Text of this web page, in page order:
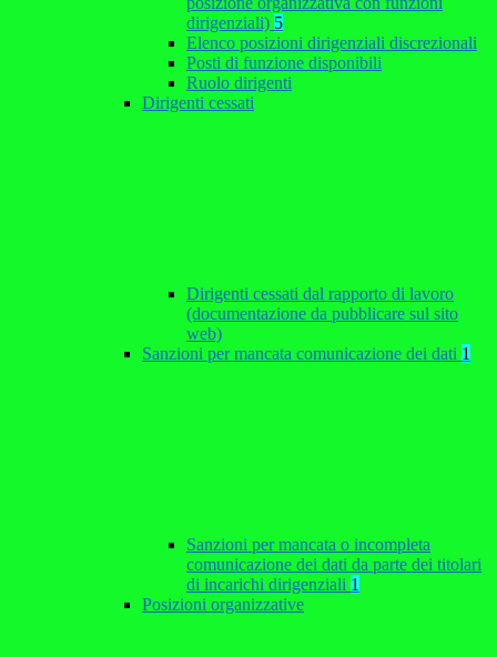
dirigenziali) 5
Elenco posizioni dirigenziali discrezionali
Posti di funzione disponibili
Ruolo dirigenti
Dirigenti cessati
Dirigenti cessati dal rapporto di lavoro
(documentazione da pubblicare sul sito
web)
Sanzioni per mancata comunicazione dei dati 1
Sanzioni per mancata o incompleta
comunicazione dei dati da parte dei titolari
di incarichi dirigenziali 1
Posizioni organizzative